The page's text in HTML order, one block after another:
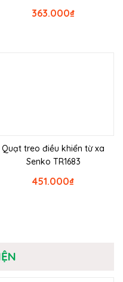
₫
363.000
Quạt treo điều khiển từ xa
Senko TR1683
₫
451.000